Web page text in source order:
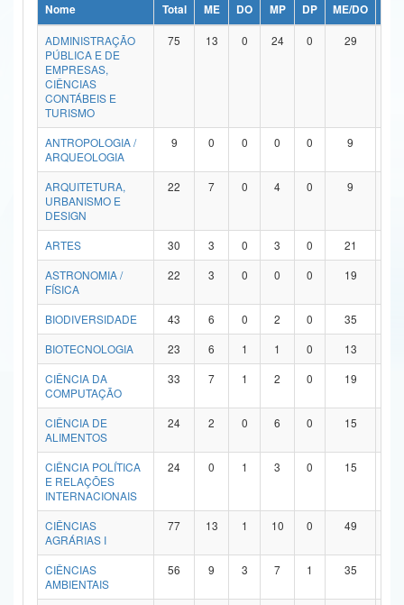
Ministério da Ciência, Tecnologia, Inovações e Comunicações
Ministério do Meio Ambiente
Ministério do Turismo
Ministério do Desenvolvimento Regional
Controladoria-Geral da União
Ministério da Mulher, da Família e dos Direitos Humanos
Secretaria de Governo
Advocacia-Geral da União
Banco Central do Brasil
Nome Total ME DO MP DP ME/DO
ADMINISTRAÇÃO
PÚBLICA E DE
EMPRESAS,
CIÊNCIAS
CONTÁBEIS E
TURISMO
75 13 0 24 0 29
ANTROPOLOGIA /
ARQUEOLOGIA
9 0 0 0 0 9
ARQUITETURA,
URBANISMO E
DESIGN
22 7 0 4 0 9
ARTES 30 3 0 3 0 21
ASTRONOMIA /
FÍSICA
22 3 0 0 0 19
BIODIVERSIDADE 43 6 0 2 0 35
BIOTECNOLOGIA
23 6 1 1 0 13
CIÊNCIA DA
COMPUTAÇÃO
33 7 1 2 0 19
CIÊNCIA DE
ALIMENTOS
24 2 0 6 0 15
CIÊNCIA POLÍTICA
E RELAÇÕES
INTERNACIONAIS
24 0 1 3 0 15
CIÊNCIAS
AGRÁRIAS I
77 13 1 10 0 49
CIÊNCIAS
AMBIENTAIS
56 9 3 7 1 35